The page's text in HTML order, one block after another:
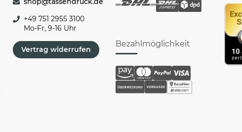
+49 751 2955 3100
Mo-Fr, 9-16 Uhr
Vertrag widerrufen
Bezahlmöglichkeit